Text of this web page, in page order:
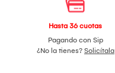
Hasta 36 cuotas
Pagando con Sip
¿No la tienes? Solicítala